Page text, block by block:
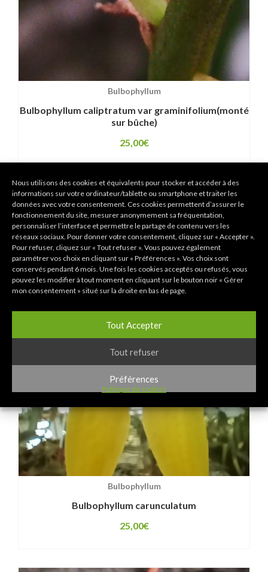
Nous utilisons des cookies et équivalents pour stocker et accéder à des
informations sur votre ordinateur/tablette ou smartphone et traiter les
données avec votre consentement. Ces cookies permettent d’assurer le
fonctionnement du site, mesurer anonymement sa fréquentation,
personnaliser l’interface et permettre le partage de contenu vers les
réseaux sociaux. Pour donner votre consentement, cliquez sur « Accepter ».
Pour refuser, cliquez sur « Tout refuser ». Vous pouvez également
paramétrer vos choix en cliquant sur « Préférences ». Vos choix sont
conservés pendant 6 mois. Une fois les cookies acceptés ou refusés, vous
pouvez les modifier à tout moment en cliquant sur le bouton noir « Gérer
mon consentement » situé sur la droite en bas de page.
Tout Accepter
Tout refuser
Préférences
Politique de cookies
Bulbophyllum
Bulbophyllum caliptratum var graminifolium(monté
sur bûche)
25,00€
Bulbophyllum
Bulbophyllum carunculatum
25,00€